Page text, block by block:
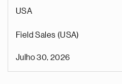
USA
Field Sales (USA)
Julho 30, 2026